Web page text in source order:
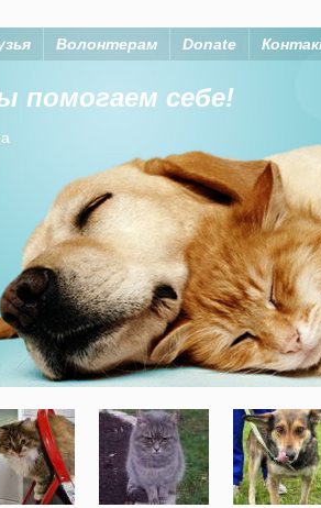
Волонтерам Donate
помогаем себе!